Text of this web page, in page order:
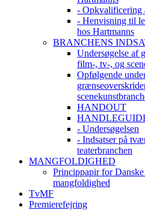
- Opkvalificering
- Henvisning til
hos Hartmanns
BRANCHENS
Undersøgelse af
film-, tv-, og
Opfølgende
HANDOUT
- Undersøgelsen
- Indsatser på
teaterbranchen
MANGFOLDIGHED
Princippapir for
mangfoldighed
TvMF
Premierefejring